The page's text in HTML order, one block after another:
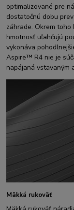
optimalizované pre
dostatočnú dobu
záhrade. Okrem
hmotnosť uľahčujú
vykonáva
Aspire™ R4 nie je
napájaná vstavaným
Mäkká rukoväť